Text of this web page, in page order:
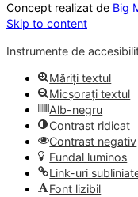
Concept realizat de Big
Skip to content
Instrumente de
Măriți textul
Micșorați textul
Alb-negru
Contrast ridicat
Contrast negativ
Fundal luminos
Link-uri
Font lizibil